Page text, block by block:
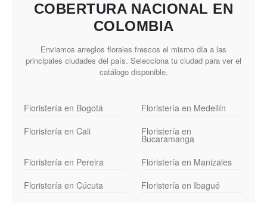
COBERTURA NACIONAL EN
COLOMBIA
Enviamos arreglos florales frescos el mismo día a las
principales ciudades del país. Selecciona tu ciudad para ver el
catálogo disponible.
Floristería en Bogotá
Floristería en Medellín
Floristería en Cali
Floristería en
Bucaramanga
Floristería en Pereira
Floristería en Manizales
Floristería en Cúcuta
Floristería en Ibagué